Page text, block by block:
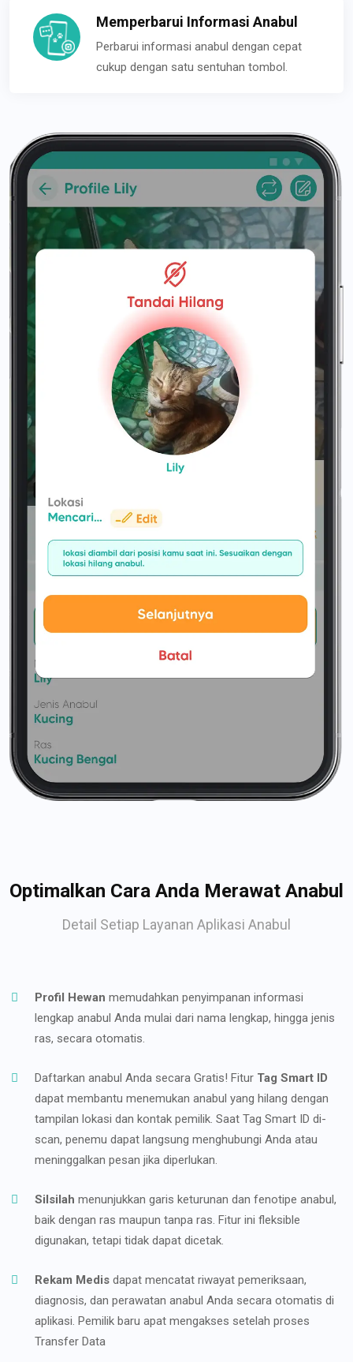
Memperbarui Informasi Anabul
Perbarui informasi anabul dengan cepat
cukup dengan satu sentuhan tombol.
Optimalkan Cara Anda Merawat Anabul
Detail Setiap Layanan Aplikasi Anabul
Profil Hewan memudahkan penyimpanan informasi
lengkap anabul Anda mulai dari nama lengkap, hingga jenis
ras, secara otomatis.
Daftarkan anabul Anda secara Gratis! Fitur Tag Smart ID
dapat membantu menemukan anabul yang hilang dengan
tampilan lokasi dan kontak pemilik. Saat Tag Smart ID di-
scan, penemu dapat langsung menghubungi Anda atau
meninggalkan pesan jika diperlukan.
Silsilah menunjukkan garis keturunan dan fenotipe anabul,
baik dengan ras maupun tanpa ras. Fitur ini fleksible
digunakan, tetapi tidak dapat dicetak.
Rekam Medis dapat mencatat riwayat pemeriksaan,
diagnosis, dan perawatan anabul Anda secara otomatis di
aplikasi. Pemilik baru apat mengakses setelah proses
Transfer Data